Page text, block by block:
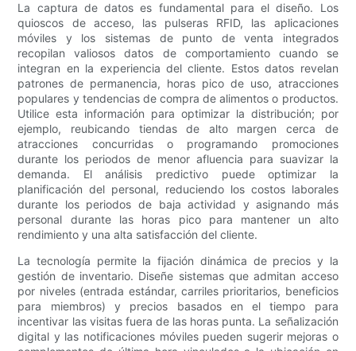
La captura de datos es fundamental para el diseño. Los
quioscos de acceso, las pulseras RFID, las aplicaciones
móviles y los sistemas de punto de venta integrados
recopilan valiosos datos de comportamiento cuando se
integran en la experiencia del cliente. Estos datos revelan
patrones de permanencia, horas pico de uso, atracciones
populares y tendencias de compra de alimentos o productos.
Utilice esta información para optimizar la distribución; por
ejemplo, reubicando tiendas de alto margen cerca de
atracciones concurridas o programando promociones
durante los periodos de menor afluencia para suavizar la
demanda. El análisis predictivo puede optimizar la
planificación del personal, reduciendo los costos laborales
durante los periodos de baja actividad y asignando más
personal durante las horas pico para mantener un alto
rendimiento y una alta satisfacción del cliente.
La tecnología permite la fijación dinámica de precios y la
gestión de inventario. Diseñe sistemas que admitan acceso
por niveles (entrada estándar, carriles prioritarios, beneficios
para miembros) y precios basados ​​en el tiempo para
incentivar las visitas fuera de las horas punta. La señalización
digital y las notificaciones móviles pueden sugerir mejoras o